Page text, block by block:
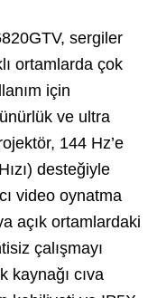
sergiler
ortamlarda çok
için
ve ultra
144 Hz’e
desteğiyle
video oynatma
açık ortamlardaki
çalışmayı
kaynağı cıva